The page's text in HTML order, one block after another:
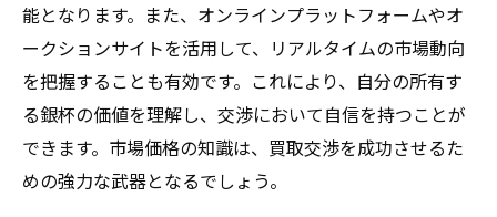
能となります。また、オンラインプラットフォームやオ
ークションサイトを活用して、リアルタイムの市場動向
を把握することも有効です。これにより、自分の所有す
る銀杯の価値を理解し、交渉において自信を持つことが
できます。市場価格の知識は、買取交渉を成功させるた
めの強力な武器となるでしょう。